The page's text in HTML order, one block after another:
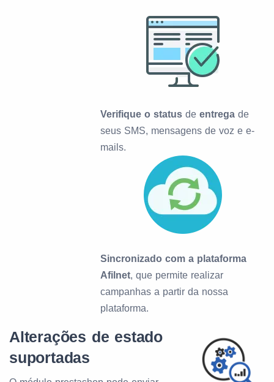
Verifique o status deentrega de
seus SMS, mensagens de voz e e-
mails.
Sincronizado com a plataforma
Afilnet, que permite realizar
campanhas a partir da nossa
plataforma.
Alterações de estado
suportadas